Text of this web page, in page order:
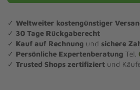
✓ Weltweiter kostengünstiger
✓ 30 Tage Rückgaberecht
✓ Kauf auf Rechnung und sichere
✓ Persönliche Expertenberatung Tel.
✓ Trusted Shops zertifiziert und